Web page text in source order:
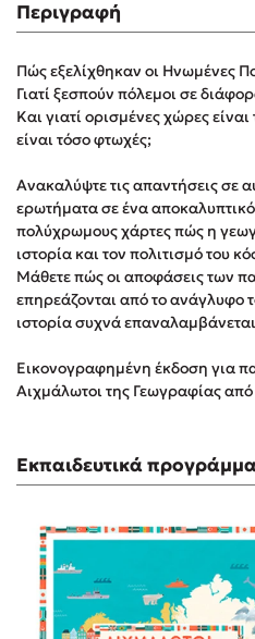
Δημοφιλείς Συγγραφείς
Φυστίκι ΠουΚυλάει
Παύλος Καστανάς
El Sombrero
Sebastian Fitzek
Freida McFadden
Κατρίνα Τσάνταλη
Lucinda Riley
Mimi Matthews
Rebecca Yarros
Emily Henry
Cori Doerrfeld
Pierdomenico Baccalario
Δανάη Ιμπραχήμ
Περιγραφή
Πώς εξελίχθηκαν οι Ηνωμένες
Γιατί ξεσπούν πόλεµοι σε
Και γιατί ορισµένες χώρες
είναι τόσο φτωχές;
Ανακαλύψτε τις απαντήσεις σε
ερωτήματα σε ένα
πολύχρωμους χάρτες πώς η
ιστορία και τον πολιτισμό του
Μάθετε πώς οι αποφάσεις των
επηρεάζονται από το ανάγλυφο
ιστορία συχνά
Εικονογραφημένη έκδοση για
Αιχμάλωτοι της Γεωγραφίας
Εκπαιδευτικά